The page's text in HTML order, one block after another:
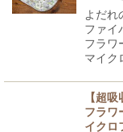
よだれ
ファイ
フラワ
マイク
【超
フラワ
イクロ